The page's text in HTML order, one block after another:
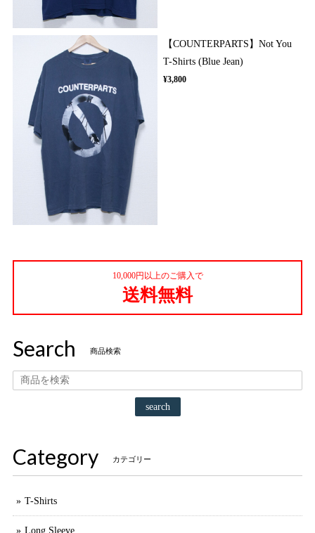
【COUNTERPARTS】Not You
T-Shirts (Blue Jean)
¥3,800
10,000円以上のご購入で
送料無料
Search 商品検索
search
Category カテゴリー
T-Shirts
Long Sleeve